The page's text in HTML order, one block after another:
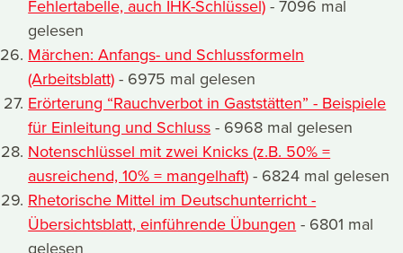
Fehlertabelle, auch IHK-Schlüssel) - 7096 mal
gelesen
Märchen: Anfangs- und Schlussformeln
(Arbeitsblatt) - 6975 mal gelesen
Erörterung “Rauchverbot in Gaststätten” - Beispiele
für Einleitung und Schluss - 6968 mal gelesen
Notenschlüssel mit zwei Knicks (z.B. 50% =
ausreichend, 10% = mangelhaft) - 6824 mal gelesen
Rhetorische Mittel im Deutschunterricht -
Übersichtsblatt, einführende Übungen - 6801 mal
gelesen